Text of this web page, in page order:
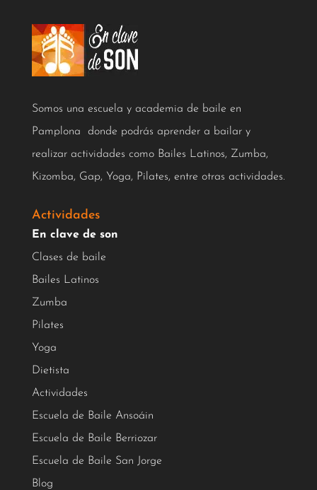
Somos una escuela y academia de baile en
Pamplona donde podrás aprender a bailar y
realizar actividades como Bailes Latinos, Zumba,
Kizomba, Gap, Yoga, Pilates, entre otras actividades.
Actividades
En clave de son
Clases de baile
Bailes Latinos
Zumba
Pilates
Yoga
Dietista
Actividades
Escuela de Baile Ansoáin
Escuela de Baile Berriozar
Escuela de Baile San Jorge
Blog